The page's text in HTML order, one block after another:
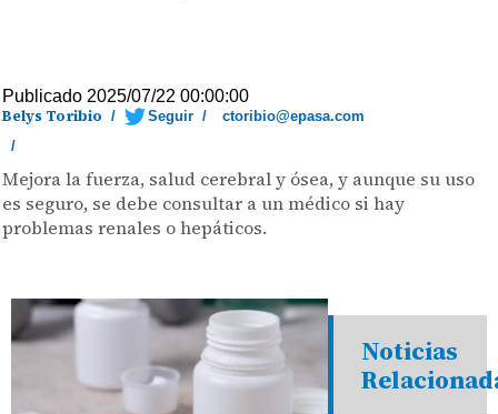
Publicado 2025/07/22 00:00:00
Belys Toribio / Seguir /
ctoribio@epasa.com
/
Mejora la fuerza, salud cerebral y ósea, y aunque su uso
es seguro, se debe consultar a un médico si hay
problemas renales o hepáticos.
Noticias